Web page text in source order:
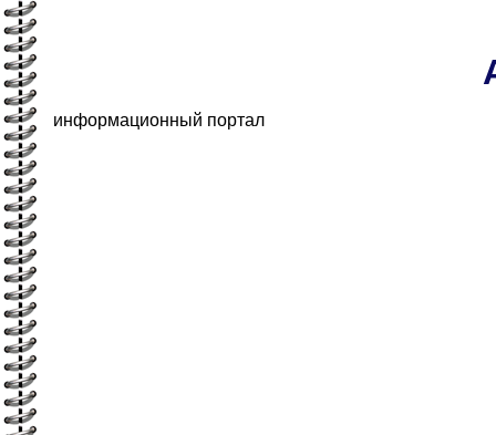
информационный портал